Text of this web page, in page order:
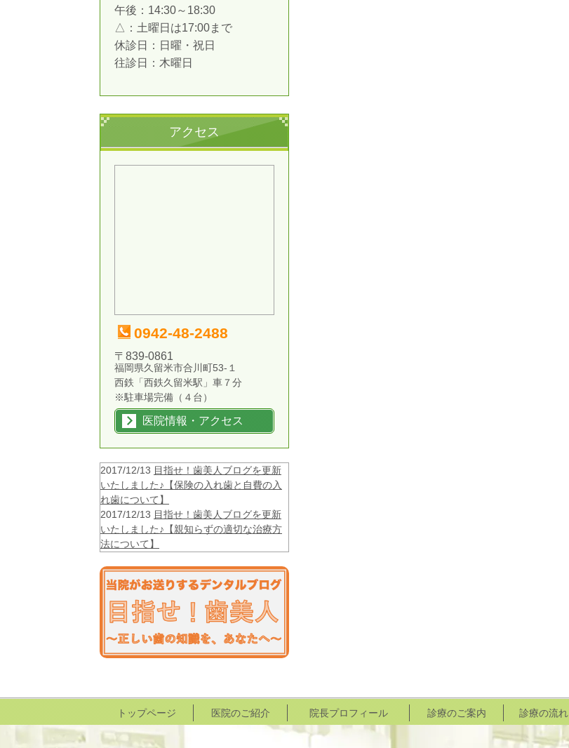
午後：14:30～18:30
△：土曜日は17:00まで
休診日：日曜・祝日
往診日：木曜日
アクセス
0942-48-2488
〒839-0861
福岡県久留米市合川町53-１
西鉄「西鉄久留米駅」車７分
※駐車場完備（４台）
医院情報・アクセス
2017/12/13 目指せ！歯美人ブログを更新
いたしました♪【保険の入れ歯と自費の入
れ歯について】
2017/12/13 目指せ！歯美人ブログを更新
いたしました♪【親知らずの適切な治療方
法について】
トップページ 医院のご紹介 院長プロフィール 診療のご案内 診療の流れ